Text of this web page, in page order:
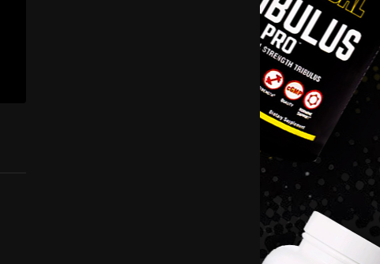
MCT OIL cъдържа комплекс от средноверижни
усвояват много бързо,което ги прави най-бързия